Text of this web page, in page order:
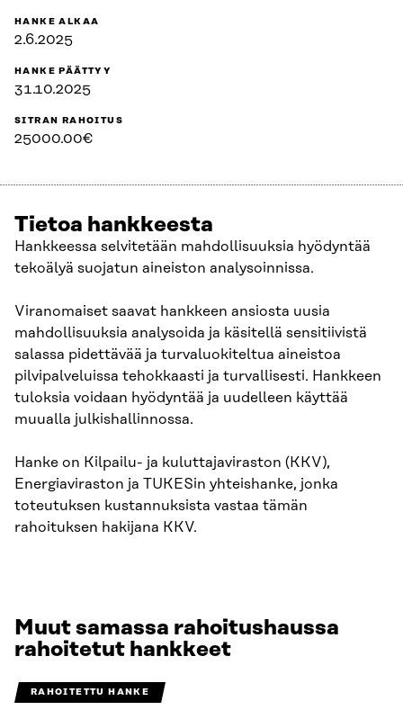
HANKE ALKAA
2.6.2025
HANKE PÄÄTTYY
31.10.2025
SITRAN RAHOITUS
25000.00€
Tietoa hankkeesta
Hankkeessa selvitetään mahdollisuuksia hyödyntää
tekoälyä suojatun aineiston analysoinnissa.
Viranomaiset saavat hankkeen ansiosta uusia
mahdollisuuksia analysoida ja käsitellä sensitiivistä
salassa pidettävää ja turvaluokiteltua aineistoa
pilvipalveluissa tehokkaasti ja turvallisesti. Hankkeen
tuloksia voidaan hyödyntää ja uudelleen käyttää
muualla julkishallinnossa.
Hanke on Kilpailu- ja kuluttajaviraston (KKV),
Energiaviraston ja TUKESin yhteishanke, jonka
toteutuksen kustannuksista vastaa tämän
rahoituksen hakijana KKV.
Muut samassa rahoitushaussa
rahoitetut hankkeet
RAHOITETTU HANKE